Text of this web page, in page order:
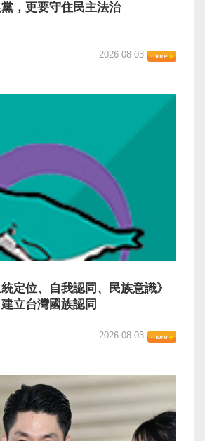
，更要守住民主法治
2026-08-03
統定位、自我認同、民族意識》
立台灣國族認同
2026-08-03